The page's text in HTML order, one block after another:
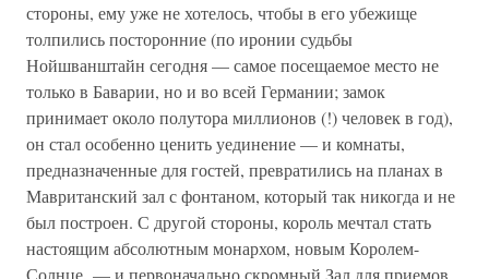
стороны, ему уже не хотелось, чтобы в его убежище
толпились посторонние (по иронии судьбы
Нойшванштайн сегодня — самое посещаемое место не
только в Баварии, но и во всей Германии; замок
принимает около полутора миллионов (!) человек в год),
он стал особенно ценить уединение — и комнаты,
предназначенные для гостей, превратились на планах в
Мавританский зал с фонтаном, который так никогда и не
был построен. С другой стороны, король мечтал стать
настоящим абсолютным монархом, новым Королем-
Солнце, — и первоначально скромный Зал для приемов